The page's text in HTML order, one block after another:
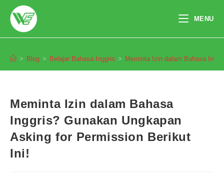
content
MENU
> Blog > Belajar Bahasa Inggris > Meminta Izin dalam Bahasa
Meminta Izin dalam Bahasa
Inggris? Gunakan Ungkapan
Asking for Permission Berikut
Ini!